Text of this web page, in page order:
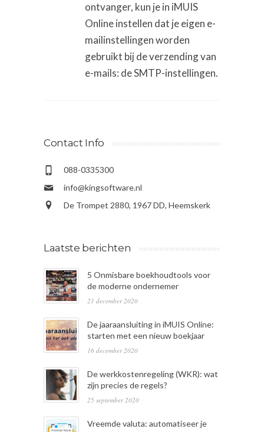
ontvanger, kun je in iMUIS
Online instellen dat je eigen e-
mailinstellingen worden
gebruikt bij de verzending van
e-mails: de SMTP-instellingen.
Contact Info
088-0335300
info@kingsoftware.nl
De Trompet 2880, 1967 DD, Heemskerk
Laatste berichten
5 Onmisbare boekhoudtools voor
de moderne ondernemer
21 december 2020
De jaaraansluiting in iMUIS Online:
starten met een nieuw boekjaar
16 december 2020
De werkkostenregeling (WKR): wat
zijn precies de regels?
25 september 2020
Vreemde valuta: automatiseer je